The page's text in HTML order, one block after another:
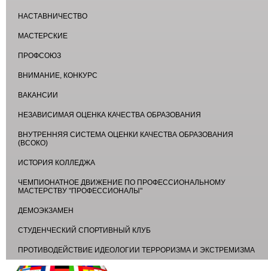
НАСТАВНИЧЕСТВО
МАСТЕРСКИЕ
ПРОФСОЮЗ
ВНИМАНИЕ, КОНКУРС
ВАКАНСИИ
НЕЗАВИСИМАЯ ОЦЕНКА КАЧЕСТВА ОБРАЗОВАНИЯ
ВНУТРЕННЯЯ СИСТЕМА ОЦЕНКИ КАЧЕСТВА ОБРАЗОВАНИЯ
(ВСОКО)
ИСТОРИЯ КОЛЛЕДЖА
ЧЕМПИОНАТНОЕ ДВИЖЕНИЕ ПО ПРОФЕССИОНАЛЬНОМУ
МАСТЕРСТВУ "ПРОФЕССИОНАЛЫ"
ДЕМОЭКЗАМЕН
СТУДЕНЧЕСКИЙ СПОРТИВНЫЙ КЛУБ
ПРОТИВОДЕЙСТВИЕ ИДЕОЛОГИИ ТЕРРОРИЗМА И ЭКСТРЕМИЗМА